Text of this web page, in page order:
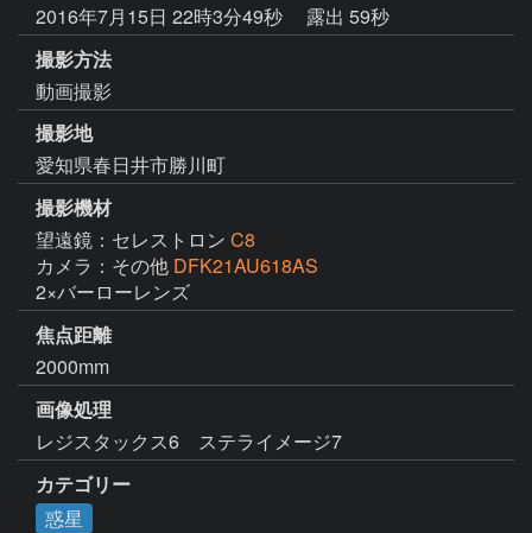
2016年7月15日 22時3分49秒
露出 59秒
撮影方法
動画撮影
撮影地
愛知県春日井市勝川町
撮影機材
望遠鏡：セレストロン C8
カメラ：その他 DFK21AU618AS
2×バーローレンズ
焦点距離
2000mm
画像処理
レジスタックス6　ステライメージ7
カテゴリー
惑星